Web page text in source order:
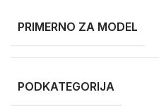
PRIMERNO ZA MODEL
PODKATEGORIJA